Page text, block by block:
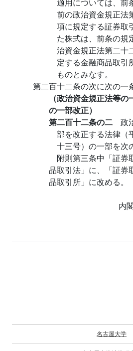
前の政治資金規正法
項に規定する証券取
た株式は、前条の規
治資金規正法第二十
定する金融商品取引
ものとみなす。
第二百十二条の次に次の一
（政治資金規正法等
の一部改正）
第二百十二条の二 政
部を改正する法律（
十三号）の一部を次
附則第三条中「証券
品取引法」に、「証券
品取引所」に改める。
内
名古屋大学